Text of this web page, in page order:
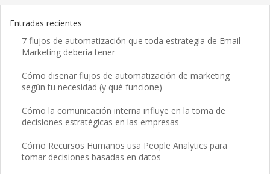
Entradas recientes
7 flujos de automatización que toda estrategia de Email
Marketing debería tener
Cómo diseñar flujos de automatización de marketing
según tu necesidad (y qué funcione)
Cómo la comunicación interna influye en la toma de
decisiones estratégicas en las empresas
Cómo Recursos Humanos usa People Analytics para
tomar decisiones basadas en datos